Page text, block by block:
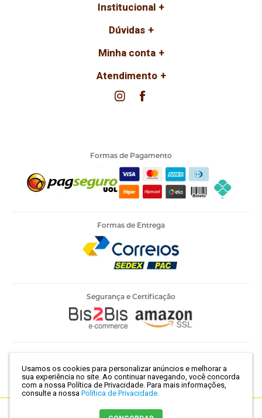
Usamos os cookies para personalizar anúncios e melhorar a
sua experiência no site. Ao continuar navegando, você concorda
com a nossa Política de Privacidade. Para mais informações,
consulte a nossa Política de Privacidade.
Institucional
Dúvidas
Minha conta
Atendimento
Formas de Pagamento
Formas de Entrega
Segurança e Certificação
Março, 786 - Centro | São Paulo-SP | CEP 01021-100
com a melhor empresa de e-commerce do